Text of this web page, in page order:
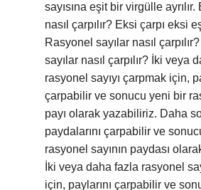
sayısına eşit bir virgülle ayrılır.
nasıl çarpılır? Eksi çarpı eksi
Rasyonel sayılar nasıl
sayılar nasıl çarpılır? İki veya
rasyonel sayıyı çarpmak için,
çarpabilir ve sonucu yeni bir
payı olarak yazabiliriz. Daha
paydalarını çarpabilir ve
rasyonel sayının paydası
İki veya daha fazla rasyonel
için, paylarını çarpabilir ve